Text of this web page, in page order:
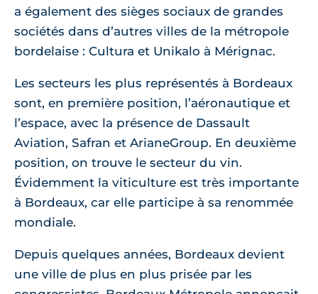
a également des sièges sociaux de grandes
sociétés dans d’autres villes de la métropole
bordelaise : Cultura et Unikalo à Mérignac.
Les secteurs les plus représentés à Bordeaux
sont, en première position, l’aéronautique et
l’espace, avec la présence de Dassault
Aviation, Safran et ArianeGroup. En deuxième
position, on trouve le secteur du vin.
Évidemment la viticulture est très importante
à Bordeaux, car elle participe à sa renommée
mondiale.
Depuis quelques années, Bordeaux devient
une ville de plus en plus prisée par les